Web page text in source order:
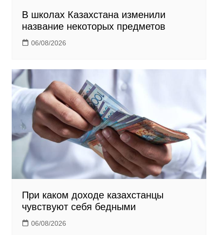
В школах Казахстана изменили
название некоторых предметов
06/08/2026
При каком доходе казахстанцы
чувствуют себя бедными
06/08/2026